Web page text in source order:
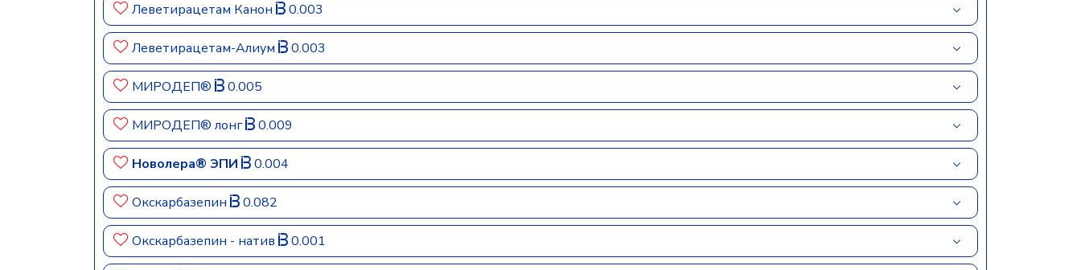
Леветирацетам Канон 0.003
Леветирацетам-Алиум 0.003
МИРОДЕП® 0.005
МИРОДЕП® лонг 0.009
Новолера® ЭПИ 0.004
Окскарбазепин 0.082
Окскарбазепин - натив 0.001